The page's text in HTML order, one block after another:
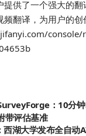
提供了一个强大的
翻译，为用户的创
console/
：10分
带评估基准
湖大学发布全自动